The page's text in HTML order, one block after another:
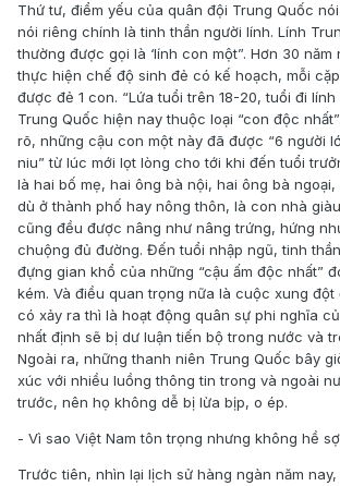
Thứ tư, điểm yếu của quân đội Trung Quốc
nói riêng chính là tinh thần người lính. Lính
thường được gọi là ‘lính con một”. Hơn 30 năm
thực hiện chế độ sinh đẻ có kế hoạch, mỗi
được đẻ 1 con. “Lứa tuổi trên 18-20, tuổi đi
Trung Quốc hiện nay thuộc loại “con độc
rõ, những cậu con một này đã được “6 người
niu” từ lúc mới lọt lòng cho tới khi đến tuổi
là hai bố mẹ, hai ông bà nội, hai ông bà
dù ở thành phố hay nông thôn, là con nhà
cũng đều được nâng như nâng trứng, hứng
chuộng đủ đường. Đến tuổi nhập ngũ, tinh
đựng gian khổ của những “cậu ấm độc nhất”
kém. Và điều quan trọng nữa là cuộc xung
có xảy ra thì là hoạt động quân sự phi nghĩa
nhất định sẽ bị dư luận tiến bộ trong nước và
Ngoài ra, những thanh niên Trung Quốc bây
xúc với nhiều luồng thông tin trong và ngoài
trước, nên họ không dễ bị lừa bịp, o ép.
- Vì sao Việt Nam tôn trọng nhưng không hề
Trước tiên, nhìn lại lịch sử hàng ngàn năm